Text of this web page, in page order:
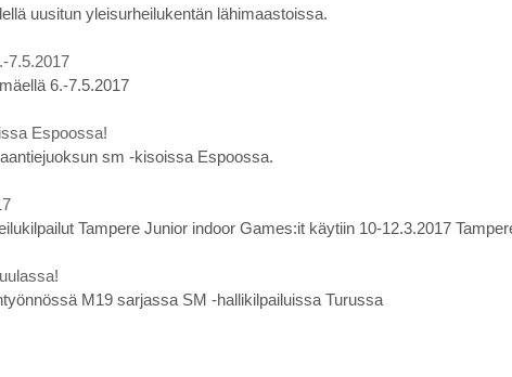
uusitun yleisurheilukentän lähimaastoissa.
7.5.2017
6.-7.5.2017
Espoossa!
sm -kisoissa Espoossa.
Tampere Junior indoor Games:it käytiin 10-12.3.2017
M19 sarjassa SM -hallikilpailuissa Turussa